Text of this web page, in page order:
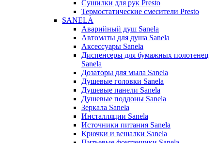
Сушилки для рук Presto
Термостатические смесители Presto
SANELA
Аварийный душ Sanela
Автоматы для душа Sanela
Аксессуары Sanela
Диспенсеры для бумажных полотенец
Sanela
Дозаторы для мыла Sanela
Душевые головки Sanela
Душевые панели Sanela
Душевые поддоны Sanela
Зеркала Sanela
Инсталляции Sanela
Источники питания Sanela
Крючки и вешалки Sanela